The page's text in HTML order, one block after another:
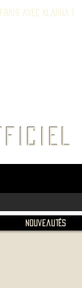
avec Klarna !
Nouveautés